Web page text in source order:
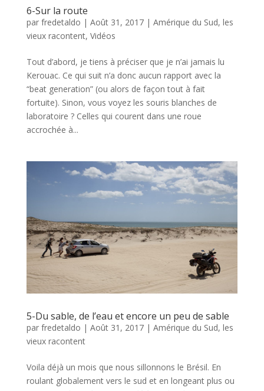
6-Sur la route
par fredetaldo | Août 31, 2017| Amérique du Sud, les
vieux racontent, Vidéos
Tout d’abord, je tiens à préciser que je n’ai jamais lu
Kerouac. Ce qui suit n’a donc aucun rapport avec la
“beat generation” (ou alors de façon tout à fait
fortuite). Sinon, vous voyez les souris blanches de
laboratoire ? Celles qui courent dans une roue
accrochée à...
5-Du sable, de l’eau et encore un peu de sable
par fredetaldo | Août 31, 2017| Amérique du Sud, les
vieux racontent
Voila déjà un mois que nous sillonnons le Brésil. En
roulant globalement vers le sud et en longeant plus ou